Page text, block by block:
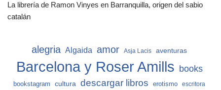
La librería de Ramon Vinyes en Barranquilla, origen del sabio
catalán
alegria Algaida amor Asja Lacis aventuras
Barcelona y Roser Amills books
bookstagram cultura descargar libros erotismo escritora